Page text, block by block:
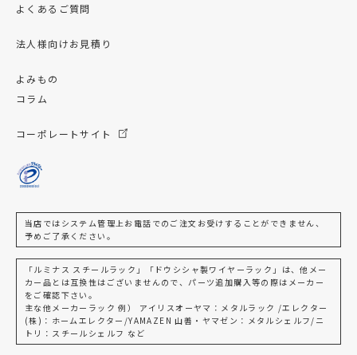
よくあるご質問
法人様向けお見積り
よみもの
コラム
コーポレートサイト
当店ではシステム管理上お電話でのご注文お受けすることができません、
予めご了承ください。
「ルミナス スチールラック」「ドウシシャ製ワイヤーラック」は、他メー
カー品とは互換性はございませんので、パーツ追加購入等の際はメーカー
をご確認下さい。
主な他メーカーラック 例） アイリスオーヤマ：メタルラック /エレクター
(株)：ホームエレクター/YAMAZEN 山善・ヤマゼン：メタルシェルフ/ニ
トリ：スチールシェルフ など